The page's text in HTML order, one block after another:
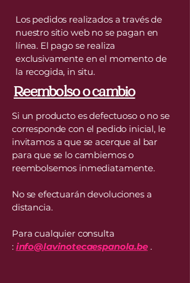
Los pedidos realizados a través de
nuestro sitio web no se pagan en
línea. El pago se realiza
exclusivamente en el momento de
la recogida, in situ.
Reembolso o cambio
Si un producto es defectuoso o no se
corresponde con el pedido inicial, le
invitamos a que se acerque al bar
para que se lo cambiemos o
reembolsemos inmediatamente.
No se efectuarán devoluciones a
distancia.
Para cualquier consulta
: info@lavinotecaespanola.be.